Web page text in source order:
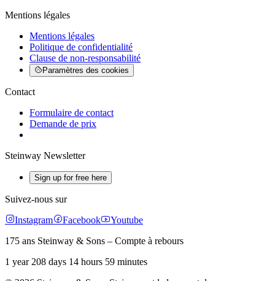
Mentions légales
Mentions légales
Politique de confidentialité
Clause de non-responsabilité
Paramètres des cookies
Contact
Formulaire de contact
Demande de prix
Steinway Newsletter
Sign up for free here
Suivez-nous sur
Instagram
Facebook
Youtube
175 ans Steinway & Sons – Compte à rebours
1 year 208 days 14 hours 59 minutes